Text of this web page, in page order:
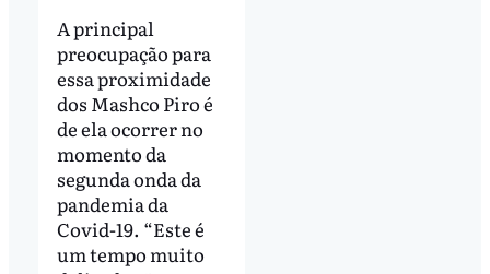
A principal
preocupação para
essa proximidade
dos Mashco Piro é
de ela ocorrer no
momento da
segunda onda da
pandemia da
Covid-19. “Este é
um tempo muito